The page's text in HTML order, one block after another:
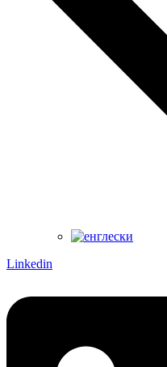
Linkedin